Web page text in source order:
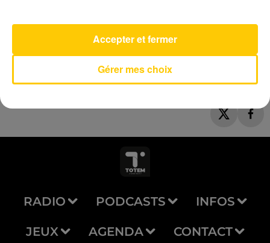
RADIO PODCASTS INFOS
JEUX AGENDA CONTACT
Gérer mes choix
Accepter et fermer